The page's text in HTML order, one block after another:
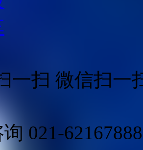
微信扫一
021-62167888